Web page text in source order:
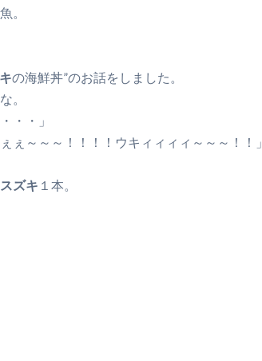
。
の海鮮丼”のお話をしました。
。
・・」
ぇ～～～！！！！ウキィィィィ～～～！！」
ズキ １本。